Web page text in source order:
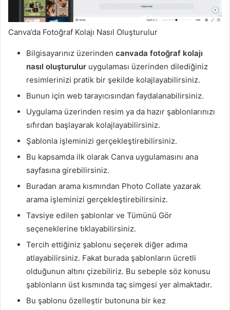
Canva’da Fotoğraf Kolajı Nasıl Oluşturulur
Bilgisayarınız üzerinden canvada fotoğraf kolajı
nasıl oluşturulur uygulaması üzerinden dilediğiniz
resimlerinizi pratik bir şekilde kolajlayabilirsiniz.
Bunun için web tarayıcısından faydalanabilirsiniz.
Uygulama üzerinden resim ya da hazır şablonlarınızı
sıfırdan başlayarak kolajlayabilirsiniz.
Şablonla işleminizi gerçekleştirebilirsiniz.
Bu kapsamda ilk olarak Canva uygulamasını ana
sayfasına girebilirsiniz.
Buradan arama kısmından Photo Collate yazarak
arama işleminizi gerçekleştirebilirsiniz.
Tavsiye edilen şablonlar ve Tümünü Gör
seçeneklerine tıklayabilirsiniz.
Tercih ettiğiniz şablonu seçerek diğer adıma
atlayabilirsiniz. Fakat burada şablonların ücretli
olduğunun altını çizebiliriz. Bu sebeple söz konusu
şablonların üst kısmında taç simgesi yer almaktadır.
Bu şablonu özelleştir butonuna bir kez